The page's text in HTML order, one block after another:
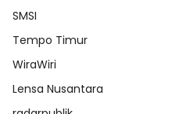
SMSI
Tempo Timur
WiraWiri
Lensa Nusantara